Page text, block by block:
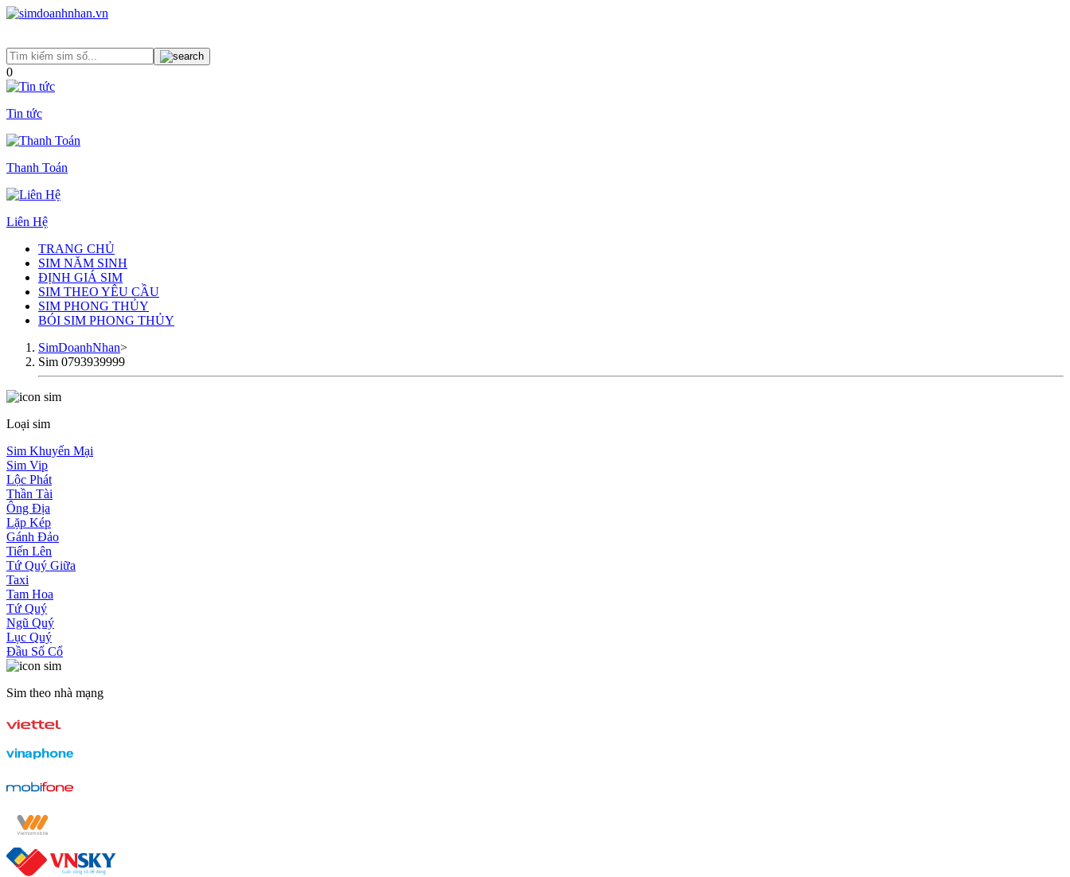
0
Tin tức
Thanh Toán
Liên Hệ
TRANG CHỦ
SIM NĂM SINH
ĐỊNH GIÁ SIM
SIM THEO YÊU CẦU
SIM PHONG THỦY
BÓI SIM PHONG THỦY
SimDoanhNhan>
Sim 0793939999
Loại sim
Sim Khuyến Mại
Sim Vip
Lộc Phát
Thần Tài
Ông Địa
Lặp Kép
Gánh Đảo
Tiến Lên
Tứ Quý Giữa
Taxi
Tam Hoa
Tứ Quý
Ngũ Quý
Lục Quý
Đầu Số Cổ
Sim theo nhà mạng